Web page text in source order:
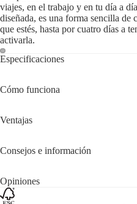
viajes, en el trabajo y en tu día a
diseñada, es una forma sencilla
que estés, hasta por cuatro días a
activarla.
Especificaciones
Cómo funciona
Ventajas
Consejos e información
Opiniones